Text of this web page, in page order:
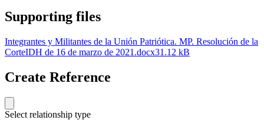
Supporting files
Integrantes y Militantes de la Unión Patriótica. MP. Resolución de la
CorteIDH de 16 de marzo de 2021.docx31.12 kB
Create Reference
Select relationship type